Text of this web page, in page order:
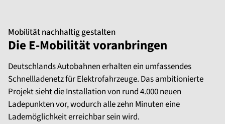
Mobilität nachhaltig gestalten
Die E-Mobilität voranbringen
Deutschlands Autobahnen erhalten ein umfassendes
Schnellladenetz für Elektrofahrzeuge. Das ambitionierte
Projekt sieht die Installation von rund 4.000 neuen
Ladepunkten vor, wodurch alle zehn Minuten eine
Lademöglichkeit erreichbar sein wird.